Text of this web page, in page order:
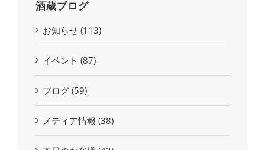
酒蔵ブログ
お知らせ (113)
イベント (87)
ブログ (59)
メディア情報 (38)